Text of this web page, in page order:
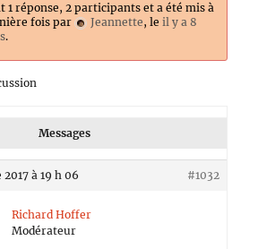
1 réponse, 2 participants et a été mis à
fois par
Jeannette, le il y a 8
.
Messages
à 19 h 06 #1032
Richard Hoffer
Modérateur